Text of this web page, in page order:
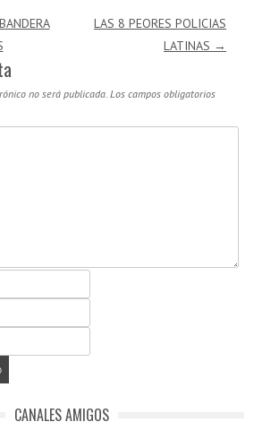
LAS 8 PEORES POLICIAS
LATINAS →
no será publicada. Los campos obligatorios
CANALES AMIGOS